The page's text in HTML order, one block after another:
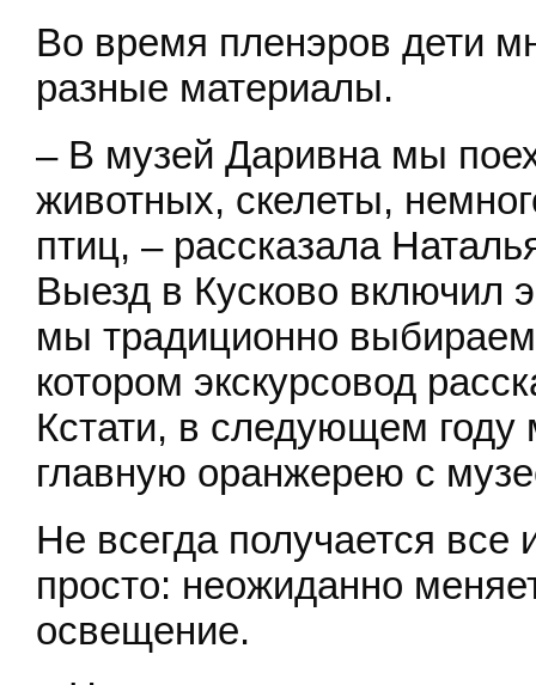
Во время пленэров дети
разные материалы.
– В музей Даривна мы
животных, скелеты,
птиц, – рассказала
Выезд в Кусково включил
мы традиционно
котором экскурсовод
Кстати, в следующем году
главную оранжерею с
Не всегда получается все
просто: неожиданно
освещение.